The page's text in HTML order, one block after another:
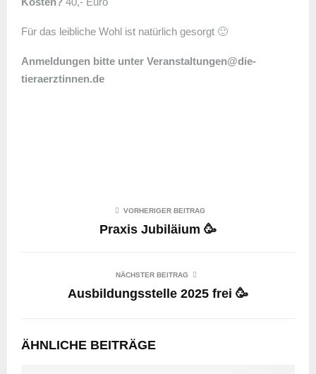
Für das leibliche Wohl ist natürlich gesorgt 🙂
Anmeldungen bitte unter Veranstaltungen@die-
tieraerztinnen.de
VORHERIGER BEITRAG
Praxis Jubiläium 🥳
NÄCHSTER BEITRAG
Ausbildungsstelle 2025 frei 🥳
ÄHNLICHE BEITRÄGE